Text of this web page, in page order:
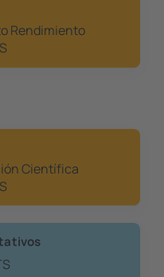
Rendimiento
Científica